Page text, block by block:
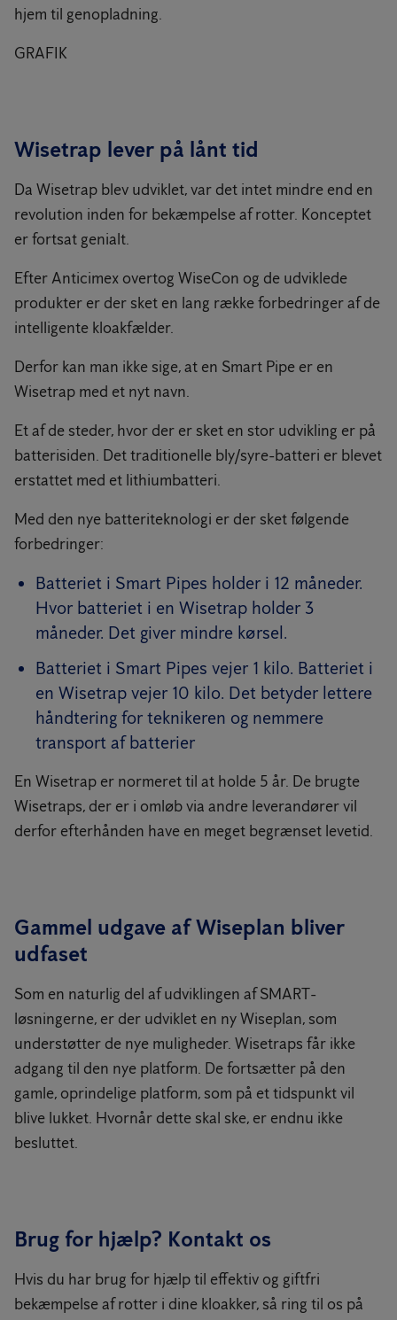
hjem til genopladning.
GRAFIK
Wisetrap lever på lånt tid
Da Wisetrap blev udviklet, var det intet mindre end en
revolution inden for bekæmpelse af rotter. Konceptet
er fortsat genialt.
Efter Anticimex overtog WiseCon og de udviklede
produkter er der sket en lang række forbedringer af de
intelligente kloakfælder.
Derfor kan man ikke sige, at en Smart Pipe er en
Wisetrap med et nyt navn.
Et af de steder, hvor der er sket en stor udvikling er på
batterisiden. Det traditionelle bly/syre-batteri er blevet
erstattet med et lithiumbatteri.
Med den nye batteriteknologi er der sket følgende
forbedringer:
Batteriet i Smart Pipes holder i 12 måneder.
Hvor batteriet i en Wisetrap holder 3
måneder. Det giver mindre kørsel.
Batteriet i Smart Pipes vejer 1 kilo. Batteriet i
en Wisetrap vejer 10 kilo. Det betyder lettere
håndtering for teknikeren og nemmere
transport af batterier
En Wisetrap er normeret til at holde 5 år. De brugte
Wisetraps, der er i omløb via andre leverandører vil
derfor efterhånden have en meget begrænset levetid.
Gammel udgave af Wiseplan bliver
udfaset
Som en naturlig del af udviklingen af SMART-
løsningerne, er der udviklet en ny Wiseplan, som
understøtter de nye muligheder. Wisetraps får ikke
adgang til den nye platform. De fortsætter på den
gamle, oprindelige platform, som på et tidspunkt vil
blive lukket. Hvornår dette skal ske, er endnu ikke
besluttet.
Brug for hjælp? Kontakt os
Hvis du har brug for hjælp til effektiv og giftfri
bekæmpelse af rotter i dine kloakker, så ring til os på